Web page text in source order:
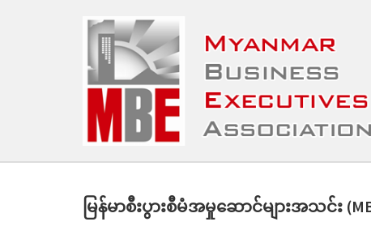
မြန်မာစီးပွားစီမံအမှုဆောင်များအသင်